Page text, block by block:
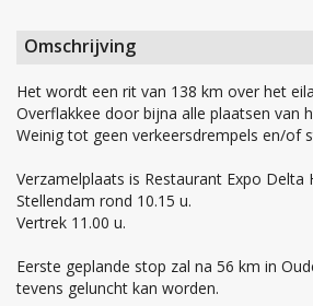
Omschrijving
Het wordt een rit van 138 km over het
Overflakkee door bijna alle plaatsen van
Weinig tot geen verkeersdrempels en/of
Verzamelplaats is Restaurant Expo Delta
Stellendam rond 10.15 u.
Vertrek 11.00 u.
Eerste geplande stop zal na 56 km in
tevens geluncht kan worden.